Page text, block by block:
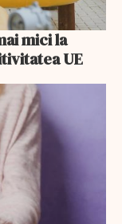
mici la
UE